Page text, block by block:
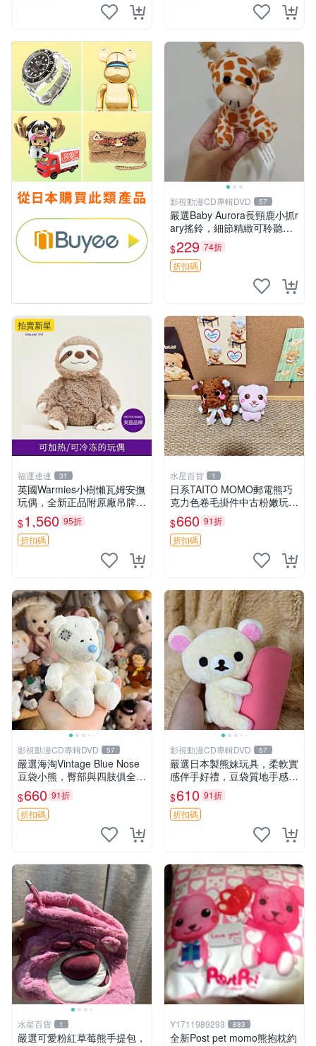
影視動漫CD專輯DVD 57
嚴選Baby Aurora長頸鹿小抓r
ary搖鈴，細節精緻可聆聽清
脆鈴音 軟萌可愛 定制紀念 金
屬搖鈴 新手媽咪推薦 長頸鹿
抓rary 搖鈴
$229 74折
折扣碼
拍賣新星
福運連連 31
英國Warmies小樹懶瓦姆安撫
玩偶，全新正品附原廠吊牌與
防塵袋，內藏薰衣草可加熱，
適合各個年齡層，冷暖兩用享
受抱抱樂趣，不容錯過嚴選好
$1,560 95折
折扣碼
水星百貨 1
日系TAITO MOMO郵電熊巧
克力色卷毛掛件中古粉嫩玩偶
微瑕推薦 postpet momo 郵
電熊 中古玩偶
$660 91折
折扣碼
影視動漫CD專輯DVD 57
嚴選海淘Vintage Blue Nose
豆袋小熊，臀部與四肢俱全，
坐高11公分，附原盒與吊牌
收藏。藍鼻子小熊，值得擁有
玩具 憶熊
$660 91折
折扣碼
影視動漫CD專輯DVD 57
嚴選日本製熊妹玩具，柔軟實
感伴手好禮，豆袋質地手感
佳，抱枕小熊 recom 推薦 白
色豆袋 玩具
$610 91折
折扣碼
水星百貨 1
嚴選可愛粉紅草莓熊手提包，
Y1711989293 883
全新Post pet momo熊抱枕約